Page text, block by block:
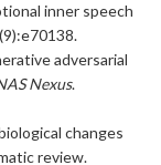
inner speech
adversarial
Nexus.
changes
review.